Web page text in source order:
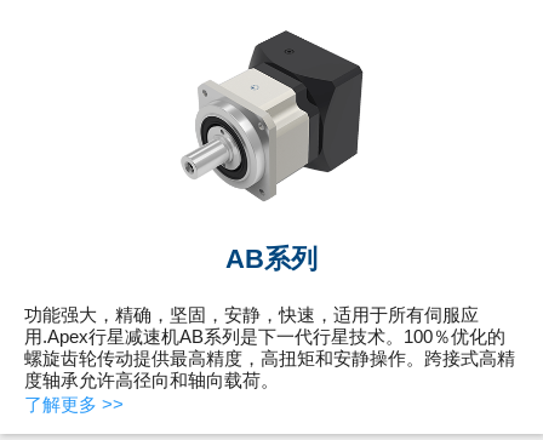
AB系列
功能强大，精确，坚固，安静，快速，适用于所有伺服应
用.Apex行星减速机AB系列是下一代行星技术。100％优化的
螺旋齿轮传动提供最高精度，高扭矩和安静操作。跨接式高精
度轴承允许高径向和轴向载荷。
了解更多 >>